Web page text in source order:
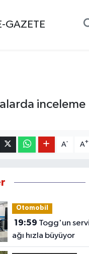
GAZETE
inceleme
A- A+
Otomobil
19:59
ağı hızla büyüyor